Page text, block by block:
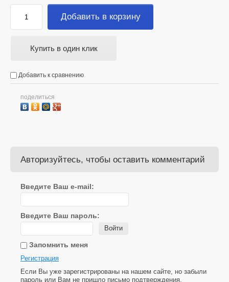
Добавить в корзину
Купить в один клик
Добавить к сравнению
поделиться
Авторизуйтесь, чтобы оставить комментарий
Введите Ваш e-mail:
Введите Ваш пароль:
Войти
Запомнить меня
Регистрация
Если Вы уже зарегистрированы на нашем сайте, но забыли
пароль или Вам не пришло письмо подтверждения,